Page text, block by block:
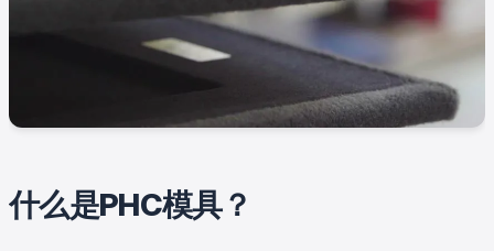
什么是PHC模具？